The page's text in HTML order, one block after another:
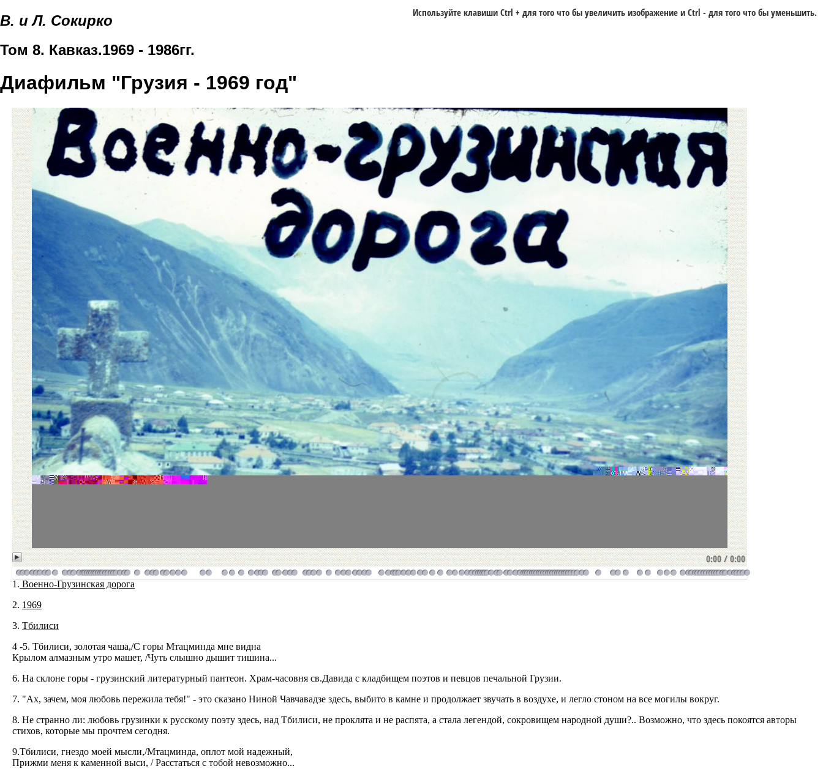
В. и Л. Сокирко
Том 8. Кавказ.1969 - 1986гг.
Диафильм "Грузия - 1969 год"
0:00/0:00
Используйте клавиши Ctrl + для того что бы увеличить изображение и Ctrl - для того что бы уменьшить.
1. Военно-Грузинская дорога
2. 1969
3. Тбилиси
4 -5. Тбилиси, золотая чаша,/С горы Мтацминда мне видна
Крылом алмазным утро машет, /Чуть слышно дышит тишина...
6. На склоне горы - грузинский литературный пантеон. Храм-часовня св.Давида с кладбищем поэтов и певцов печальной Грузии.
7. "Ах, зачем, моя любовь пережила тебя!" - это сказано Ниной Чавчавадзе здесь, выбито в камне и продолжает звучать в воздухе, и легло стоном на все могилы вокруг.
8. Не странно ли: любовь грузинки к русскому поэту здесь, над Тбилиси, не проклята и не распята, а стала легендой, сокровищем народной души?.. Возможно, что здесь покоятся авторы
стихов, которые мы прочтем сегодня.
9.Тбилиси, гнездо моей мысли,/Мтацминда, оплот мой надежный,
Прижми меня к каменной выси, / Расстаться с тобой невозможно...